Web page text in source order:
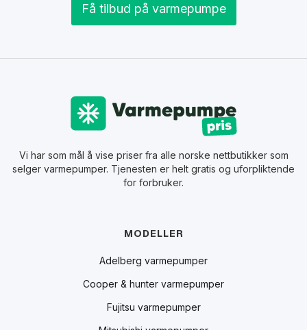
Få tilbud på varmepumpe
Vi har som mål å vise priser fra alle norske nettbutikker som
selger varmepumper. Tjenesten er helt gratis og uforpliktende
for forbruker.
MODELLER
Adelberg varmepumper
Cooper & hunter varmepumper
Fujitsu varmepumper